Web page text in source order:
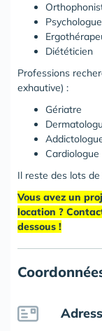
Psychologue
Diététicien
Professions
exhautive) :
Gériatre
Cardiologue
Il reste des lots
Vous avez un
location ?
dessous !